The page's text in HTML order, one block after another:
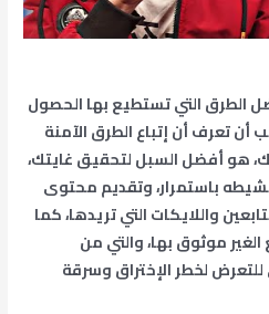
الطرق التي تستطيع بها الحصول
أن تعرف أن إتباع الطرق الآمنة
هو أفضل السبل لتحقيق غايتك،
باستمرار، وتقديم محتوى
واللايكات التي تريدها، كما
موثوق بها، والتي من
لخطر الإختراق وسرقة